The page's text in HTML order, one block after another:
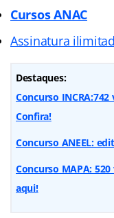
Cursos ANAC
Assinatura
Destaques:
Concurso
Confira!
Concurso ANEEL:
Concurso MAPA:
aqui!